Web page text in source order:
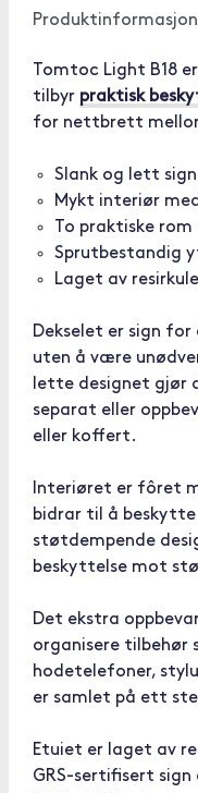
Produktinformasjon
Tomtoc Light B18
tilbyr praktisk
for nettbrett
Slank og lett sign
Mykt interiør
To praktiske
Sprutbestandig
Laget av
Dekselet er sign
uten å være
lette designet gjør
separat eller
eller koffert.
Interiøret er fôret
bidrar til å
støtdempende
beskyttelse mot
Det ekstra
organisere tilbehør
hodetelefoner,
er samlet på ett
Etuiet er laget av
GRS-sertifisert